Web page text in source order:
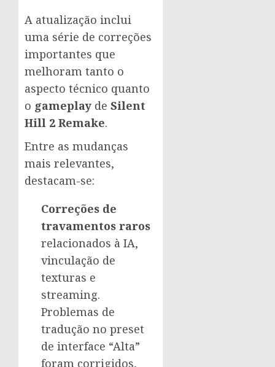
A atualização inclui
uma série de correções
importantes que
melhoram tanto o
aspecto técnico quanto
o gameplay de Silent
Hill 2 Remake.
Entre as mudanças
mais relevantes,
destacam-se:
Correções de
travamentos raros
relacionados à IA,
vinculação de
texturas e
streaming.
Problemas de
tradução no preset
de interface “Alta”
foram corrigidos,